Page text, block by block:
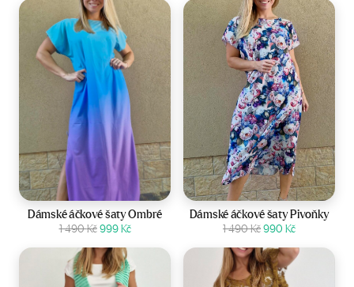
Velikost:
Dámské áčkové šaty Ombré
1 490Kč Původní
byla:
1
490 Kč.
999KčAktuální
999 Kč.
Zobrazit produkt
Velikost:40-44
Dámské áčkové šaty Pivoňky
1 490KčPůvodní
byla:
1
490 Kč.
990 KčAktuální
je:
Zobrazit produkt